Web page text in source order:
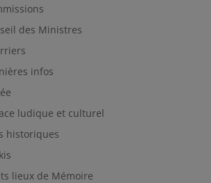
des Ministres
infos
ludique et culturel
historiques
lieux de Mémoire